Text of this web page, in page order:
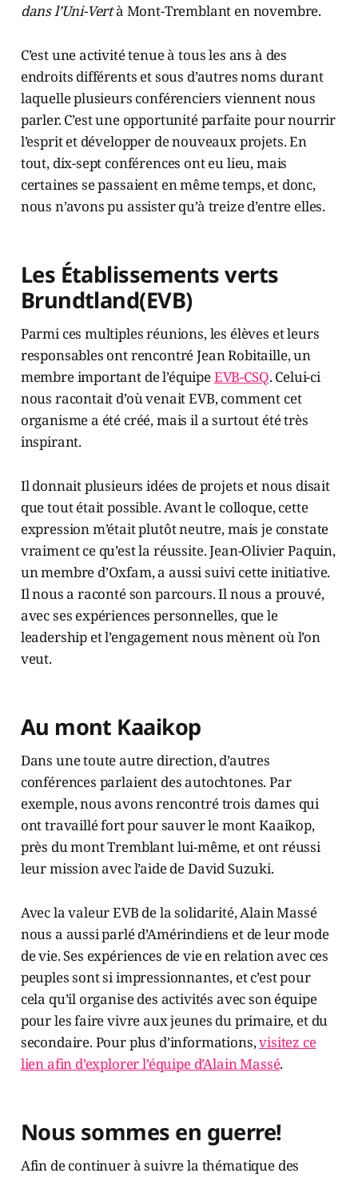
dans l’Uni-Vertà Mont-Tremblant en novembre.
C’est une activité tenue à tous les ans à des
endroits différents et sous d’autres noms durant
laquelle plusieurs conférenciers viennent nous
parler. C’est une opportunité parfaite pour nourrir
l’esprit et développer de nouveaux projets. En
tout, dix-sept conférences ont eu lieu, mais
certaines se passaient en même temps, et donc,
nous n’avons pu assister qu’à treize d’entre elles.
Les Établissements verts
Brundtland(EVB)
Parmi ces multiples réunions, les élèves et leurs
responsables ont rencontré Jean Robitaille, un
membre important de l’équipeEVB-CSQ. Celui-ci
nous racontait d’où venait EVB, comment cet
organisme a été créé, mais il a surtout été très
inspirant.
Il donnait plusieurs idées de projets et nous disait
que tout était possible. Avant le colloque, cette
expression m’était plutôt neutre, mais je constate
vraiment ce qu’est la réussite. Jean-Olivier Paquin,
un membre d’Oxfam, a aussi suivi cette initiative.
Il nous a raconté son parcours. Il nous a prouvé,
avec ses expériences personnelles, que le
leadership et l’engagement nous mènent où l’on
veut.
Au mont Kaaikop
Dans une toute autre direction, d’autres
conférences parlaient des autochtones. Par
exemple, nous avons rencontré trois dames qui
ont travaillé fort pour sauver le mont Kaaikop,
près du mont Tremblant lui-même, et ont réussi
leur mission avec l’aide de David Suzuki.
Avec la valeur EVB de la solidarité, Alain Massé
nous a aussi parlé d’Amérindiens et de leur mode
de vie. Ses expériences de vie en relation avec ces
peuples sont si impressionnantes, et c’est pour
cela qu’il organise des activités avec son équipe
pour les faire vivre aux jeunes du primaire, et du
secondaire. Pour plus d’informations,visitez ce
lien afin d’explorer l’équipe d’Alain Massé.
Nous sommes en guerre!
Afin de continuer à suivre la thématique des